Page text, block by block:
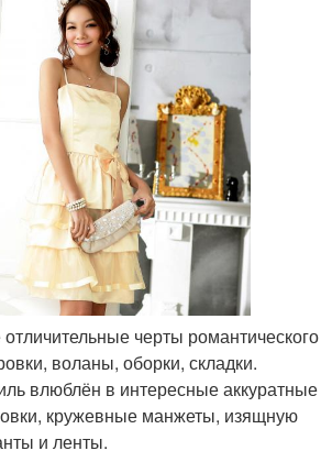
черты романтического
воланы, оборки, складки.
влюблён в интересные аккуратные
кружевные манжеты, изящную
и ленты.